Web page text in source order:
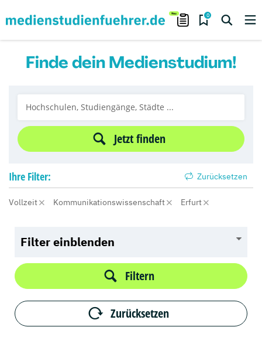
0
Finde dein Medienstudium!
Jetzt finden
Ihre Filter: Zurücksetzen
Vollzeit Kommunikationswissenschaft Erfurt
Filter einblenden
Filtern
Zurücksetzen